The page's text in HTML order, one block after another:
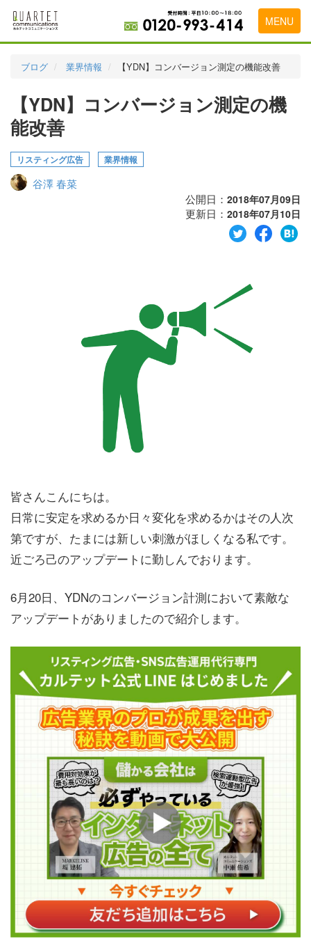
MENU
実績・お客様の声
初めて導入をお考えの方
代理店の乗り換えをお考えの方
ブログ 業界情報 【YDN】コンバージョン測定の機能改善
【YDN】コンバージョン測定の機
能改善
リスティング広告 業界情報
谷澤 春菜
公開日： 2018年07月09日
更新日： 2018年07月10日
皆さんこんにちは。
日常に安定を求めるか日々変化を求めるかはその人次
第ですが、たまには新しい刺激がほしくなる私です。
近ごろ己のアップデートに勤しんでおります。
6月20日、YDNのコンバージョン計測において素敵な
アップデートがありましたので紹介します。